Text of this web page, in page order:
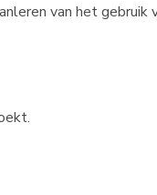
van het gebruik